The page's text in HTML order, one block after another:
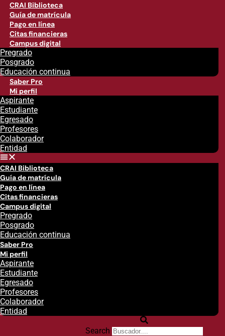
CRAI Biblioteca
Guía de matrícula
Pago en línea
Citas financieras
Campus digital
Pregrado
Posgrado
Educación continua
Saber Pro
Mi perfil
Aspirante
Estudiante
Egresado
Profesores
Colaborador
Entidad
CRAI Biblioteca
Guía de matrícula
Pago en línea
Citas financieras
Campus digital
Pregrado
Posgrado
Educación continua
Saber Pro
Mi perfil
Aspirante
Estudiante
Egresado
Profesores
Colaborador
Entidad
Search